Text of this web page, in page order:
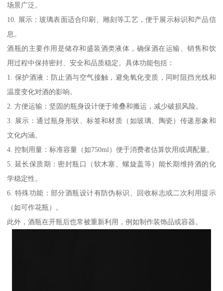
场景广泛。
10. 展示：玻璃表面适合印刷、雕刻等工艺，便于展示标识和产品信
息。
酒瓶的主要作用是储存和盛装酒类液体，确保酒在运输、销售和饮
用过程中保持密封、安全和品质稳定。具体功能包括：
1. 保护酒液：防止酒与空气接触，避免氧化变质，同时阻挡光线和
温度变化对酒的影响。
2. 方便运输：坚固的瓶身设计便于堆叠和搬运，减少破损风险。
3. 展示：通过瓶身形状、标签和材质（如玻璃、陶瓷）传递形象和
文化内涵。
4. 控制用量：标准容量（如750ml）便于消费者估算饮用或调配量。
5. 延长保质期：密封瓶口（软木塞、螺旋盖等）能长期维持酒的化
学稳定性。
6. 特殊功能：部分酒瓶设计有防伪标识、回收标志或二次利用提示
（如可作花瓶）。
此外，酒瓶在开瓶后也常被重新利用，例如制作装饰品或容器。